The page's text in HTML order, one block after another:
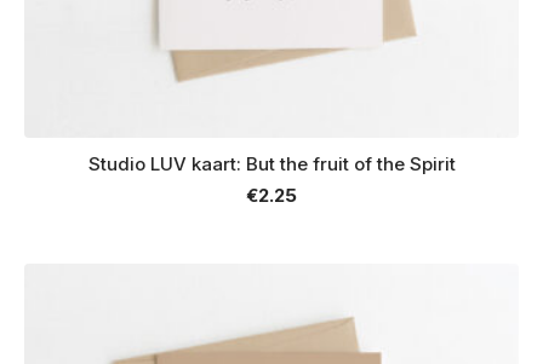
Studio LUV kaart: But the fruit of the Spirit
€2.25